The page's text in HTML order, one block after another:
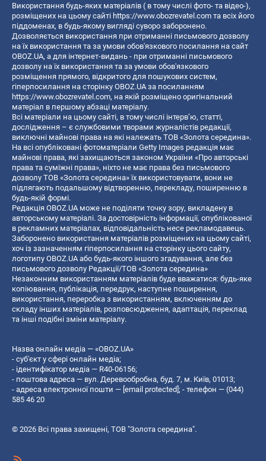
Використання будь-яких матеріалів ( в тому числі фото- та відео-),
розміщених на цьому сайті https://www.obozrevatel.com та всіх його
піддоменах, в будь-якому вигляді суворо заборонено.
Дозволяється використання при отриманні письмового дозволу
на їх використання та за умови обов'язкового посилання на сайт
OBOZ.UA, а для інтернет-видань - при отриманні письмового
дозволу на їх використання та за умови обов'язкового
розміщення прямого, відкритого для пошукових систем,
гіперпосилання на сторінку OBOZ.UA за посиланням
https://www.obozrevatel.com, на якій розміщено оригінальний
матеріал в першому абзаці матеріалу.
Всі матеріали на цьому сайті, в тому числі інтерв’ю, статті,
дослідження – є службовими творами журналістів редакції,
виключні майнові права на які належать ТОВ «Золота середина».
На всі опубліковані фотоматеріали Getty Images редакція має
майнові права, які захищаються законом України «Про авторські
права та суміжні права», ніхто не має права без письмового
дозволу ТОВ «Золота середина» їх використовувати, вони не
підлягають подальшому відтворенню, перекладу, поширенню в
будь-якій формі.
Редакція OBOZ.UA може не поділяти точку зору, викладену в
авторському матеріалі. За достовірність інформації, опублікованої
в рекламних матеріалах, відповідальність несе рекламодавець.
Заборонено використання матеріалів розміщених на цьому сайті,
хоч із зазначенням гіперпосилання на сторінку цього сайту,
логотипу OBOZ.UA або будь-якого іншого згадування, але без
письмового дозволу Редакції/ТОВ «Золота середина»
Незаконним використанням матеріалів буде вважатися: будь-яке
копiювання, публiкацiя, передрук, наступне поширення,
використання, переробка з використанням, включенням до
складу інших матеріалів, розповсюдження, адаптація, переклад
та інші подібні зміни матеріалу.
Назва онлайн медіа — «OBOZ.UA»
- суб'єкт у сфері онлайн медіа;
- ідентифікатор медіа — R40-06156;
- поштова адреса — вул. Деревообробна, буд. 7, м. Київ, 01013;
- адреса електронної пошти — [email protected]; - телефон — (044)
585 46 20
© 2026 Всі права захищені, ТОВ "Золота середина".